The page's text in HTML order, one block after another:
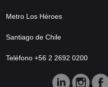
Metro Los Héroes
Santiago de Chile
Teléfono +56 2 2692 0200